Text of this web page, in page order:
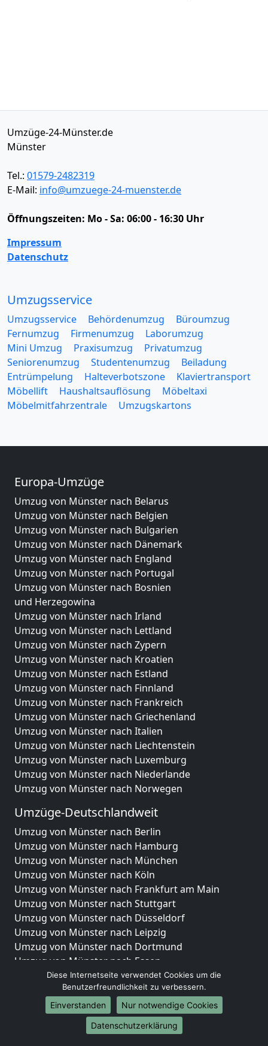
Umzüge-24-Münster.de
Münster
Tel.: 01579-2482319
E-Mail: info@umzuege-24-muenster.de
Öffnungszeiten: Mo - Sa: 06:00 - 16:30 Uhr
Impressum
Datenschutz
Umzugsservice
Umzugsservice Behördenumzug
Büroumzug
Fernumzug
Firmenumzug
Laborumzug
Mini Umzug
Praxisumzug
Privatumzug
Seniorenumzug
Studentenumzug
Beiladung
Entrümpelung
Halteverbotszone
Klaviertransport
Möbellift
Haushaltsauflösung
Möbeltaxi
Möbelmitfahrzentrale
Umzugskartons
Europa-Umzüge
Umzug von Münster nach Belarus
Umzug von Münster nach Belgien
Umzug von Münster nach Bulgarien
Umzug von Münster nach Dänemark
Umzug von Münster nach England
Umzug von Münster nach Portugal
Umzug von Münster nach Bosnien
und Herzegowina
Umzug von Münster nach Irland
Umzug von Münster nach Lettland
Umzug von Münster nach Zypern
Umzug von Münster nach Kroatien
Umzug von Münster nach Estland
Umzug von Münster nach Finnland
Umzug von Münster nach Frankreich
Umzug von Münster nach Griechenland
Umzug von Münster nach Italien
Umzug von Münster nach Liechtenstein
Umzug von Münster nach Luxemburg
Umzug von Münster nach Niederlande
Umzug von Münster nach Norwegen
Umzüge-Deutschlandweit
Umzug von Münster nach Berlin
Umzug von Münster nach Hamburg
Umzug von Münster nach München
Umzug von Münster nach Köln
Umzug von Münster nach Frankfurt am Main
Umzug von Münster nach Stuttgart
Umzug von Münster nach Düsseldorf
Umzug von Münster nach Leipzig
Umzug von Münster nach Dortmund
Umzug von Münster nach Essen
Umzug von Münster nach Bremen
Umzug von Münster nach Dresden
Umzug von Münster nach Hannover
Umzug von Münster nach Nürnberg
Umzug von Münster nach Duisburg
Diese Internetseite verwendet Cookies um die
Benutzerfreundlichkeit zu verbessern.
Einverstanden
Nur notwendige Cookies
Datenschutzerklärung